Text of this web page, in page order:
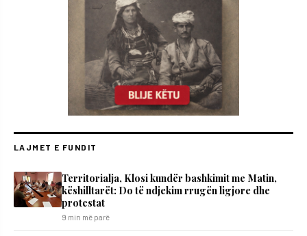
LAJMET E FUNDIT
Territorialja, Klosi kundër bashkimit me Matin,
këshilltarët: Do të ndjekim rrugën ligjore dhe
protestat
9 min më parë